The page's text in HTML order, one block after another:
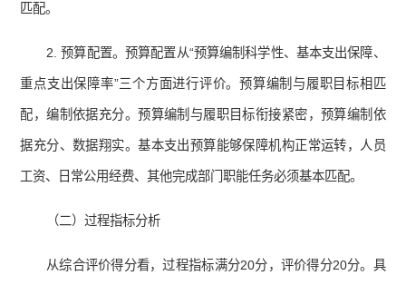
匹配。
2. 预算配置。预算配置从“预算编制科学性、基本支出保障、
重点支出保障率”三个方面进行评价。预算编制与履职目标相匹
配，编制依据充分。预算编制与履职目标衔接紧密，预算编制依
据充分、数据翔实。基本支出预算能够保障机构正常运转，人员
工资、日常公用经费、其他完成部门职能任务必须基本匹配。
（二）过程指标分析
从综合评价得分看，过程指标满分20分，评价得分20分。具